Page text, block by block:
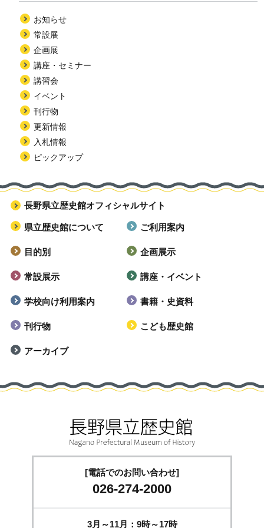
お知らせ
常設展
企画展
講座・セミナー
講習会
イベント
刊行物
更新情報
入札情報
ピックアップ
長野県立歴史館オフィシャルサイト
県立歴史館について ご利用案内
目的別 企画展示
常設展示 講座・イベント
学校向け利用案内 書籍・史資料
刊行物 こども歴史館
アーカイブ
[電話でのお問い合わせ]
026-274-2000
3月～11月：9時～17時